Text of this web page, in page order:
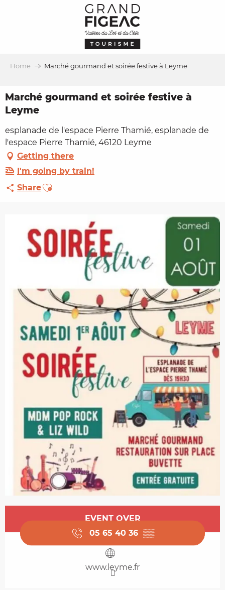
Home Marché gourmand et soirée festive à Leyme
Marché gourmand et soirée festive à
Leyme
esplanade de l'espace Pierre Thamié, esplanade de
l'espace Pierre Thamié, 46120 Leyme
Getting there
I'm going by train!
ShareAjouter aux favoris
Opening hours & contact details
EVENT OVER
05 65 40 36 ▒▒
www.leyme.fr